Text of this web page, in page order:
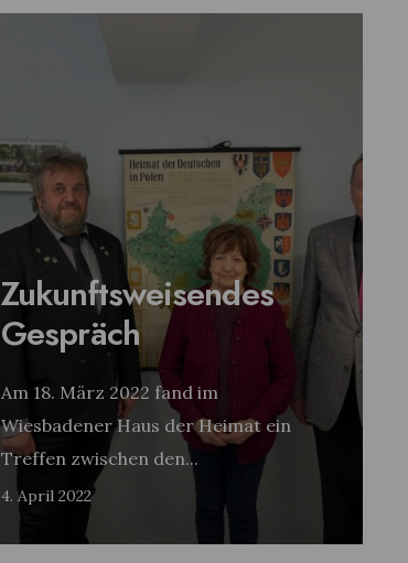
Zukunftsweisendes
Gespräch
Am 18. März 2022 fand im
Wiesbadener Haus der Heimat ein
Treffen zwischen den...
4. April 2022